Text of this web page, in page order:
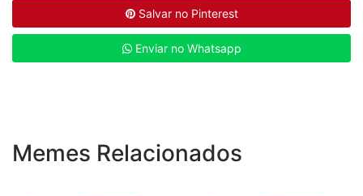
Salvar no Pinterest
Enviar no Whatsapp
Memes Relacionados